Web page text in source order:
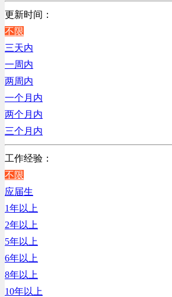
电力电气/能源/自动化
程序/语言开发类
行政/后勤/文秘类
销售类
人力资源类
互联网/电子商务/游戏类
建筑装潢/市政建设类
通信/移动互联网/手机类
技工/维修类
房地产开发/物业管理类
生产/加工/认证类
综合技术类
汽车/交通类
财务/审计/税务类
更新时间：
不限
三天内
一周内
两周内
一个月内
两个月内
三个月内
工作经验：
不限
应届生
1年以上
2年以上
5年以上
6年以上
8年以上
10年以上